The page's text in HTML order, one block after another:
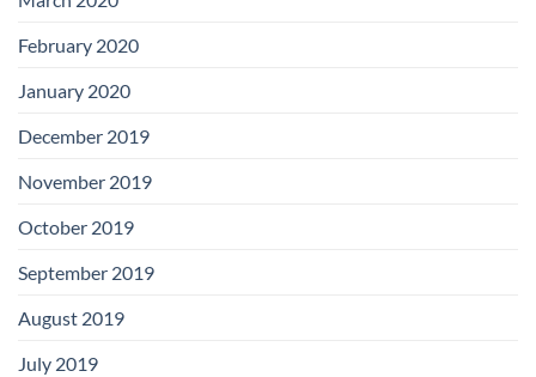
February 2020
January 2020
December 2019
November 2019
October 2019
September 2019
August 2019
July 2019